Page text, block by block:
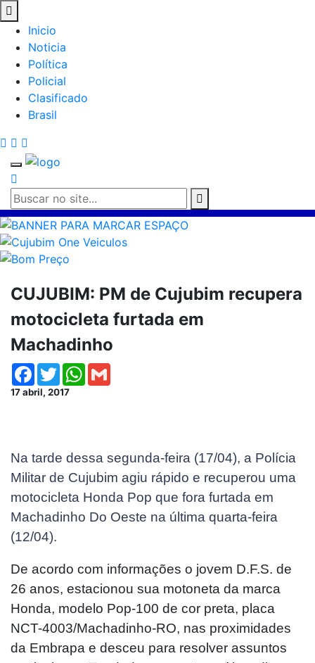
Inicio
Noticia
Política
Policial
Clasificado
Brasil
CUJUBIM: PM de Cujubim recupera
motocicleta furtada em
Machadinho
Facebook
TwitterWhatsApp
17 abril, 2017
Na tarde dessa segunda-feira (17/04), a Polícia
Militar de Cujubim agiu rápido e recuperou uma
motocicleta Honda Pop que fora furtada em
Machadinho Do Oeste na última quarta-feira
(12/04).
De acordo com informações o jovem D.F.S. de
26 anos, estacionou sua motoneta da marca
Honda, modelo Pop-100 de cor preta, placa
NCT-4003/Machadinho-RO, nas proximidades
da Embrapa e desceu para resolver assuntos